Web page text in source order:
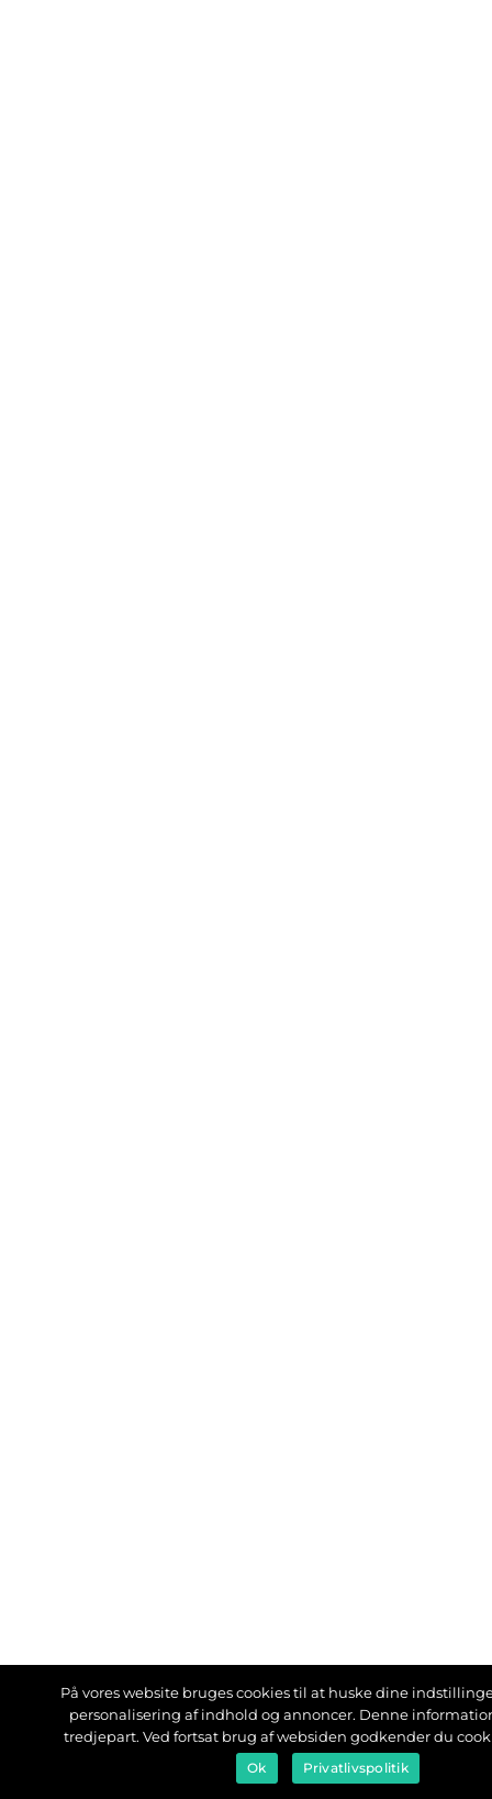
På vores website bruges cookies til at huske dine
personalisering af indhold og annoncer. Denne
tredjepart. Ved fortsat brug af websiden godkender du
Ok Privatlivspolitik